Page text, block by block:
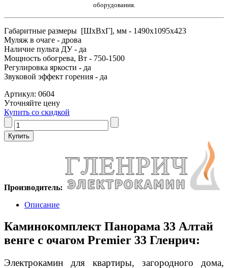
оборудования.
Габаритные размеры [ШxВxГ], мм - 1490x1095x423
Муляж в очаге - дрова
Наличие пульта ДУ - да
Мощность обогрева, Вт - 750-1500
Регулировка яркости - да
Звуковой эффект горения - да
Артикул: 0604
Уточняйте цену
Купить со скидкой
Производитель:
Описание
Каминокомплект Панорама 33 Алтай
венге с очагом Premier 33 Гленрич:
Электрокамин для квартиры, загородного дома,